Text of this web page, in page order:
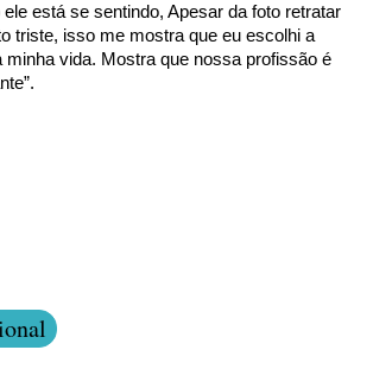
está se sentindo, Apesar da foto retratar
triste, isso me mostra que eu escolhi a
minha vida. Mostra que nossa profissão é